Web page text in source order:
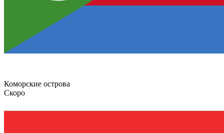
Коморские острова
Скоро